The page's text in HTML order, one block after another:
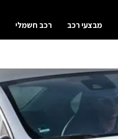
מבצעי רכב רכב חשמלי